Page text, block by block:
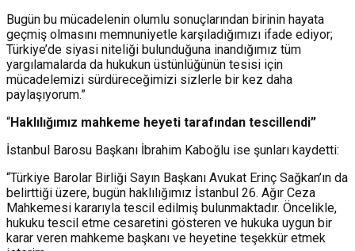
Bugün bu mücadelenin olumlu sonuçlarından birinin hayata
geçmiş olmasını memnuniyetle karşıladığımızı ifade ediyor;
Türkiye’de siyasi niteliği bulunduğuna inandığımız tüm
yargılamalarda da hukukun üstünlüğünün tesisi için
mücadelemizi sürdüreceğimizi sizlerle bir kez daha
paylaşıyorum.”
“Haklılığımız mahkeme heyeti tarafından tescillendi”
İstanbul Barosu Başkanı İbrahim Kaboğlu ise şunları kaydetti:
“Türkiye Barolar Birliği Sayın Başkanı Avukat Erinç Sağkan’ın da
belirttiği üzere, bugün haklılığımız İstanbul 26. Ağır Ceza
Mahkemesi kararıyla tescil edilmiş bulunmaktadır. Öncelikle,
hukuku tescil etme cesaretini gösteren ve hukuka uygun bir
karar veren mahkeme başkanı ve heyetine teşekkür etmek